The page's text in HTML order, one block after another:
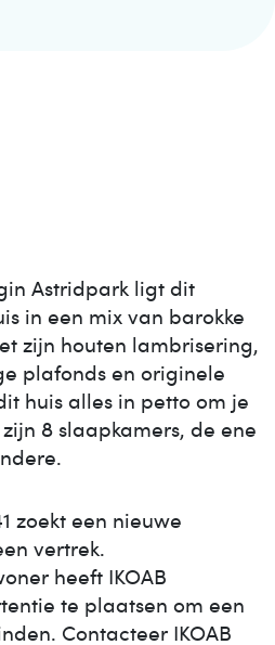
Astridpark ligt dit
in een mix van barokke
zijn houten lambrisering,
plafonds en originele
huis alles in petto om je
8 slaapkamers, de ene
zoekt een nieuwe
vertrek.
heeft IKOAB
te plaatsen om een
Contacteer IKOAB